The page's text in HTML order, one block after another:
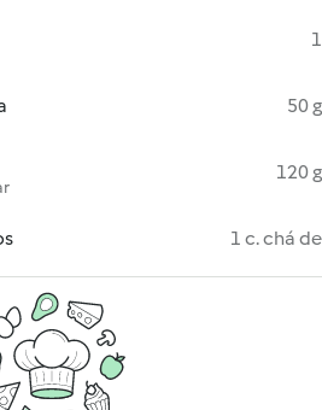
1
50 g
120 g
1 c. chá de